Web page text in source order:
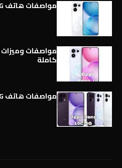
مواصفات هاتف Oppo Reno 16 Pro 5G كاملة
كاملة
مواصفات هاتف Oppo Reno 16c 5G كاملة